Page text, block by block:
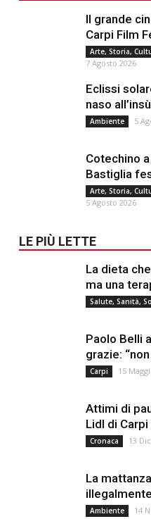
Il grande
Carpi Film
Arte, Storia,
7 Agosto 2026
Eclissi
naso
Ambiente 5
Cotechino
Bastiglia
Arte, Storia,
5 Agosto 2026
LE PIÙ LETTE
La dieta
ma una
Salute, Sanità,
Paolo Belli
grazie:
Carpi 15
Attimi di
Lidl di Carpi
Cronaca 13
La
Ambiente 14